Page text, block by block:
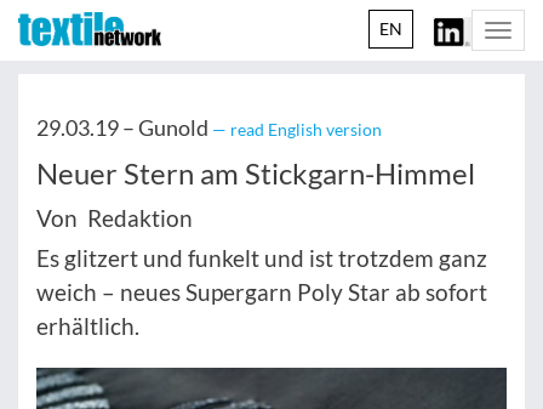
EN
29.03.19 –Gunold — read English version
Neuer Stern am Stickgarn-Himmel
Von Redaktion
Es glitzert und funkelt und ist trotzdem ganz
weich – neues Supergarn Poly Star ab sofort
erhältlich.